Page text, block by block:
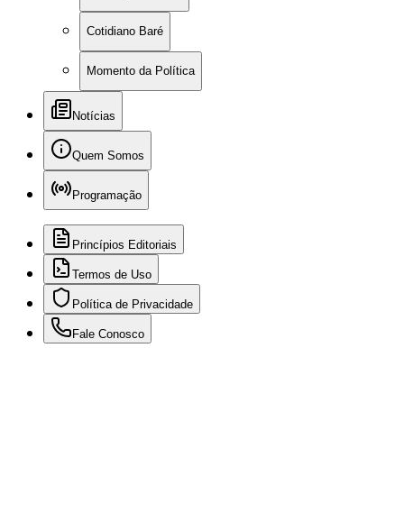
Cotidiano Baré
Momento da Política
Notícias
Quem Somos
Programação
Princípios Editoriais
Termos de Uso
Política de Privacidade
Fale Conosco